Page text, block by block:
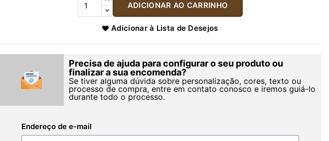
ADICIONAR AO CARRINHO
Adicionar à Lista de Desejos
Precisa de ajuda para configurar o seu produto ou
finalizar a sua encomenda?
Se tiver alguma dúvida sobre personalização, cores, texto ou
processo de compra, entre em contato conosco e iremos guiá-lo
durante todo o processo.
Endereço de e-mail